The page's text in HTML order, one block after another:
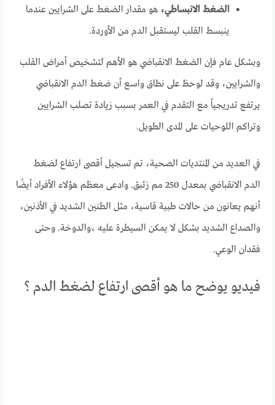
الضغط الانبساطي، هو مقدار الضغط على الشرايين عندما
ينبسط القلب ليستقبل الدم من الأوردة.
وبشكل عام فإن الضغط الانقباضي هو الأهم لتشخيص أمراض القلب
والشرايين، وقد لوحظعلى نطاق واسع أن ضغط الدم الانقباضي
يرتفع تدريجياً مع التقدم في العمر بسبب زيادة تصلب الشرايين
وتراكم اللوحيات على المدى الطويل.
في العديد من المنتديات الصحية، تم تسجيل أقصى ارتفاع لضغط
الدم الانقباضي بمعدل 250 مم زئبق. وادعى معظم هؤلاء الأفراد أيضًا
أنهم يعانون من حالات طبية قاسية، مثل الطنين الشديد في الأذنين،
والصداع الشديد بشكل لا يمكن السيطرة عليه ،والدوخة. وحتى
فقدان الوعي.
فيديو يوضح ما هو أقصى ارتفاع لضغط الدم ؟